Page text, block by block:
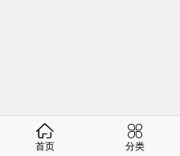
首页 分类